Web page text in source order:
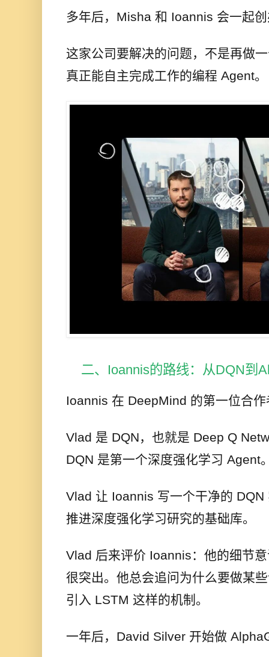
多年后，Misha 和 Ioannis 会一起
这家公司要解决的问题，不是再做
真正能自主完成工作的编程 Agent。
二、Ioannis的路线：从DQN到
Ioannis 在 DeepMind 的第一位合
Vlad 是 DQN，也就是 Deep Q
DQN 是第一个深度强化学习 Agent
Vlad 让 Ioannis 写一个干净的
推进深度强化学习研究的基础库。
Vlad 后来评价 Ioannis：他的细节
很突出。他总会追问为什么要做某
引入 LSTM 这样的机制。
一年后，David Silver 开始做